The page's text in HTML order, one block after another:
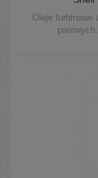
Oleje turbinowe